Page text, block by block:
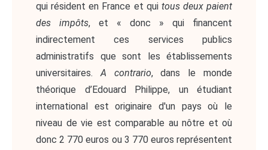
qui résident en France et qui tous deux paient
des impôts, et « donc » qui financent
indirectement ces services publics
administratifs que sont les établissements
universitaires.A contrario, dans le monde
théorique d’Edouard Philippe, un étudiant
international est originaire d'un pays où le
niveau de vie est comparable au nôtre et où
donc 2 770 euros ou 3 770 euros représentent